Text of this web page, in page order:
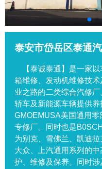
泰安市岱岳区泰通
【泰诚泰通】是一家以
箱维修、发动机维修技
业之路的二类综合汽修
轿车及新能源车辆提供
GMOEMUSA美国通用
专修厂。同时也是
为别克、雪佛兰、凯迪
大众、上汽通用系列的
护、维修及保养。同时